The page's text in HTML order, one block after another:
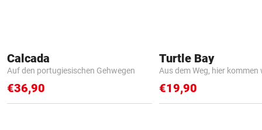
Calcada
Auf den portugiesischen Gehwegen
€36,90
Turtle Bay
Aus dem Weg, hier kommen
€19,90